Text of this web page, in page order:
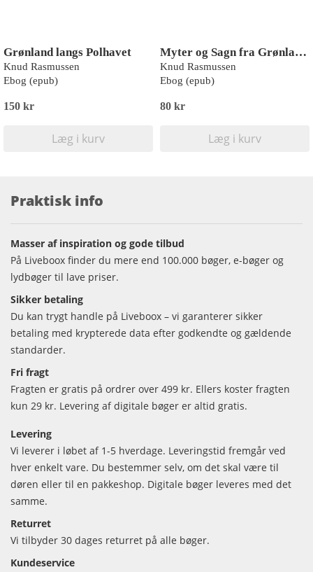
Grønland langs Polhavet
Knud Rasmussen
Ebog (epub)
150 kr
Læg i kurv
Myter og Sagn fra Grønland: Første samling
Knud Rasmussen
Ebog (epub)
80 kr
Læg i kurv
Praktisk info
Masser af inspiration og gode tilbud
På Liveboox finder du mere end 100.000 bøger, e-bøger og
lydbøger til lave priser.
Sikker betaling
Du kan trygt handle på Liveboox – vi garanterer sikker
betaling med krypterede data efter godkendte og gældende
standarder.
Fri fragt
Fragten er gratis på ordrer over 499 kr. Ellers koster fragten
kun 29 kr. Levering af digitale bøger er altid gratis.
Levering
Vi leverer i løbet af 1-5 hverdage. Leveringstid fremgår ved
hver enkelt vare. Du bestemmer selv, om det skal være til
døren eller til en pakkeshop. Digitale bøger leveres med det
samme.
Returret
Vi tilbyder 30 dages returret på alle bøger.
Kundeservice